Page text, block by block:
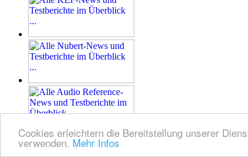
Cookies erleichtern die Bereitstellung unserer
verwenden. Mehr Infos